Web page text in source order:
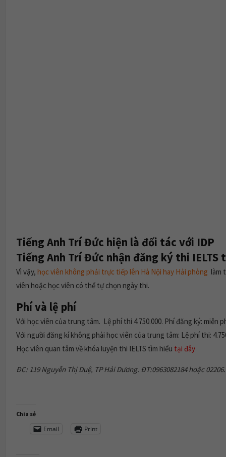
Tiếng Anh Trí Đức hiện là đối tác với IDP
Tiếng Anh Trí Đức nhận đăng ký thi IELTS
Vì vậy, học viên không phải trực tiếp lên Hà Nội hay Hải phòng làm
viên hoặc học viên có thể tự chọn ngày thi.
Phí và lệ phí
Với học viên của trung tâm. Lệ phí thi 4.750.000. Phí đăng ký: miễn
Với người đăng kí không phài học viên của trung tâm: Lệ phí thi:
Học viên quan tâm về khóa luyện thi IELTS tìm hiểu tại đây
ĐC: 119 Nguyễn Thị Duệ, TP Hải Dương. ĐT:0963082184 hoặc
Chia sẻ
Email Print